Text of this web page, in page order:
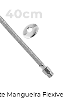
Mangueira Flexível